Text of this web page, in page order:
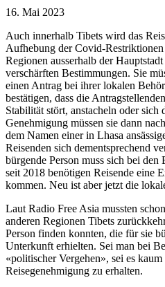
16. Mai 2023
Auch innerhalb Tibets wird das
Aufhebung der Covid-
Regionen ausserhalb der
verschärften Bestimmungen. Sie
einen Antrag bei ihrer lokalen
bestätigen, dass die
Stabilität stört, anstacheln oder sich
Genehmigung müssen sie dann
dem Namen einer in Lhasa
Reisenden sich dementsprechend
bürgende Person muss sich bei den
seit 2018 benötigen Reisende eine
kommen. Neu ist aber jetzt die
Laut Radio Free Asia mussten
anderen Regionen Tibets
Person finden konnten, die für sie
Unterkunft erhielten. Sei man bei
«politischer Vergehen», sei es
Reisegenehmigung zu erhalten.